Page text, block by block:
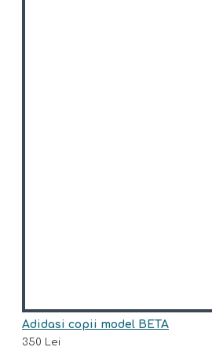
Adidasi copii model BETA
350 Lei